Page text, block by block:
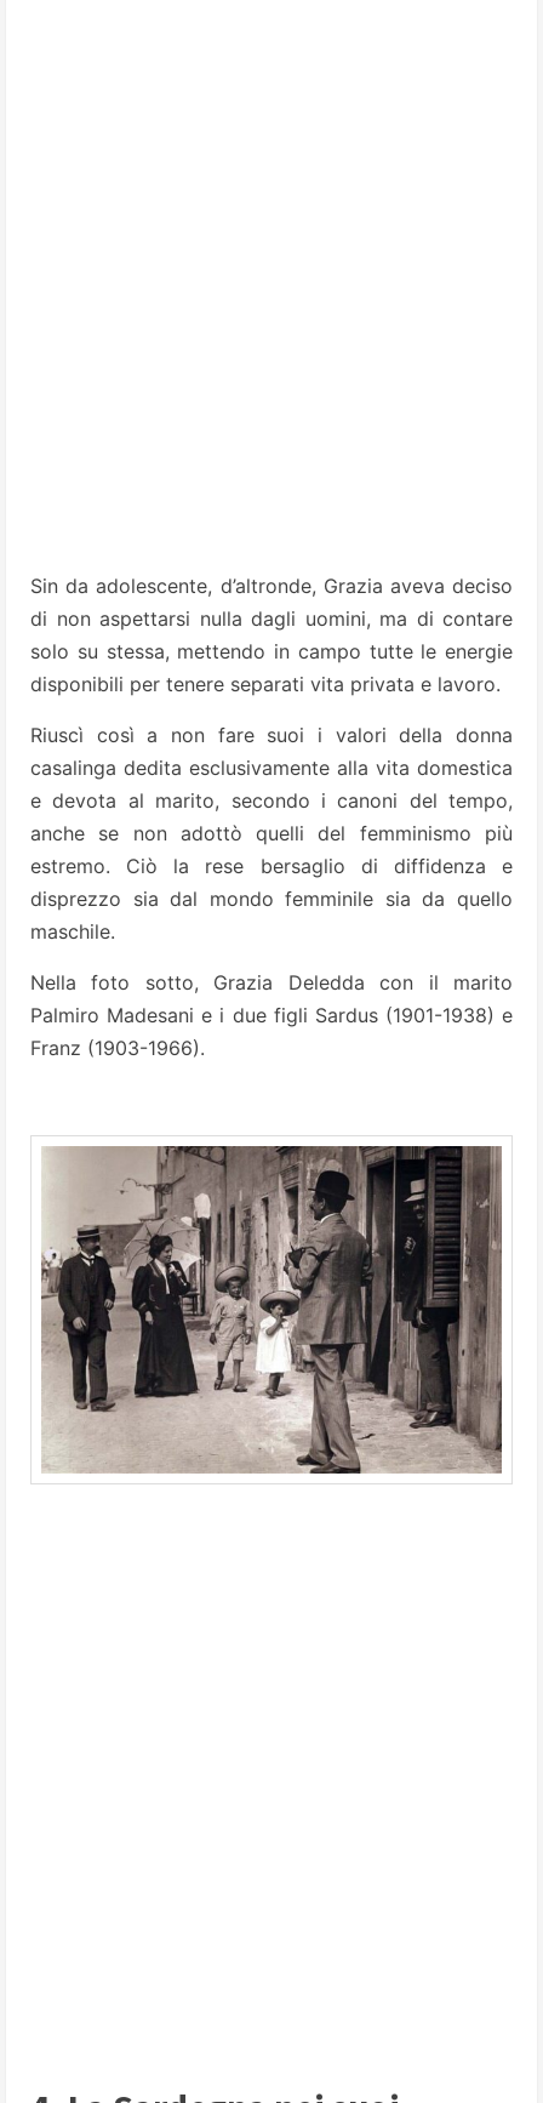
Sin da adolescente, d’altronde, Grazia aveva deciso
di non aspettarsi nulla dagli uomini, ma di contare
solo su stessa, mettendo in campo tutte le energie
disponibili per tenere separati vita privata e lavoro.
Riuscì così a non fare suoi i valori della donna
casalinga dedita esclusivamente alla vita domestica
e devota al marito, secondo i canoni del tempo,
anche se non adottò quelli del femminismo più
estremo. Ciò la rese bersaglio di diffidenza e
disprezzo sia dal mondo femminile sia da quello
maschile.
Nella foto sotto, Grazia Deledda con il marito
Palmiro Madesani e i due figli Sardus (1901-1938) e
Franz (1903-1966).